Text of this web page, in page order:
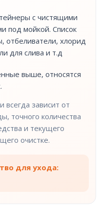
с чистящими
под мойкой. Список
отбеливатели, хлорид
для слива и т.д
выше, относятся
всегда зависит от
точного количества
и текущего
очистке.
для ухода: